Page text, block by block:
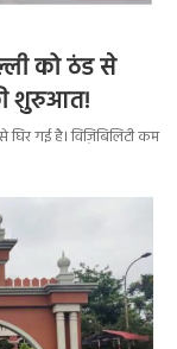
को ठंड से
शुरुआत!
गई है। विज़िबिलिटी कम